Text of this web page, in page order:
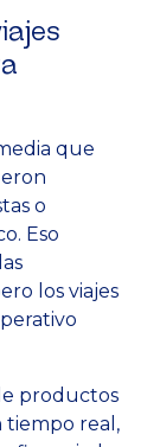
que
o
Eso
los viajes
productos
tiempo real,